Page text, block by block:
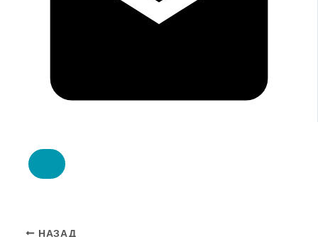
НАЗАД